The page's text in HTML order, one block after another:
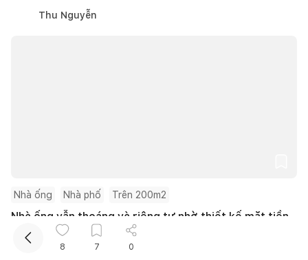
Thu Nguyễn
Nhà ống Nhà phố Trên 200m2
Nhà ống vẫn thoáng và riêng tư nhờ thiết kế mặt tiền
đặc rỗng
27/06/2026, lúc 10:00
8 7 0